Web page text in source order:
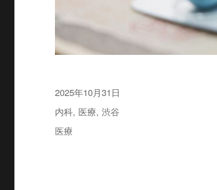
投
稿
日:
2025年10月31日
カ
テ
内科,医療,渋谷
タ
医療